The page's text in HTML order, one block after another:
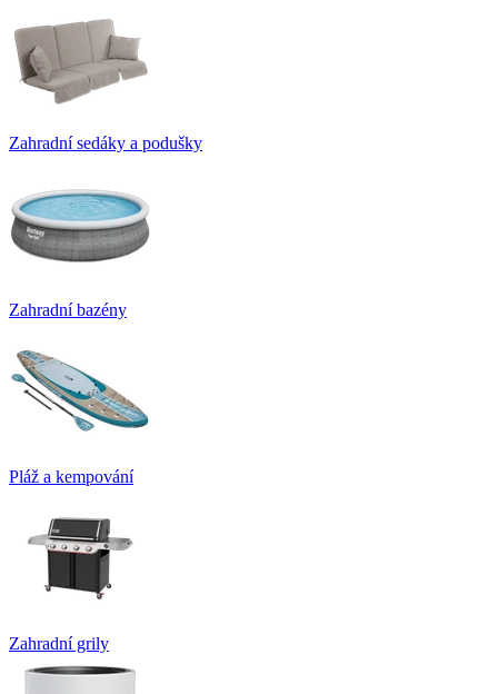
Zahradní sedáky a podušky
Zahradní bazény
Pláž a kempování
Zahradní grily